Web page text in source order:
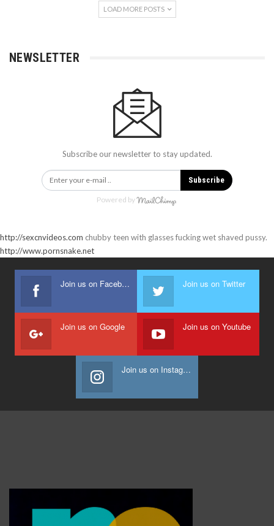
LOAD MORE POSTS
NEWSLETTER
Subscribe our newsletter to stay updated.
Subscribe
Powered by
http://sexcnvideos.com chubby teen with glasses fucking wet shaved pussy.
http://www.pornsnake.net
Join us on Facebook Join us on Twitter
Join us on Google Join us on Youtube
Join us on Instagram